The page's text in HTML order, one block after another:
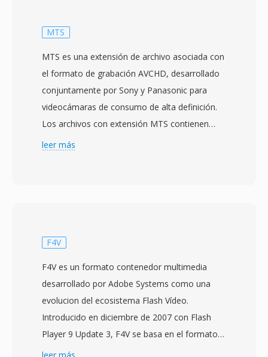
MTS
MTS es una extensión de archivo asociada con
el formato de grabación AVCHD, desarrollado
conjuntamente por Sony y Panasonic para
videocámaras de consumo de alta definición.
Los archivos con extensión MTS contienen
datos de flujo de transporte MPEG-2 qué
grabación, a diferencia de los archivos M2TS
Blu-ray. Las videocámaras de consumo y
una jerarquía de directorios estructurada en
leer más
F4V
F4V es un formato contenedor multimedia
desarrollado por Adobe Systems como una
evolucion del ecosistema Flash Vídeo.
Introducido en diciembre de 2007 con Flash
Player 9 Update 3, F4V se basa en el formato
de medios base ISO (MPEG-4 Part 14) y fue